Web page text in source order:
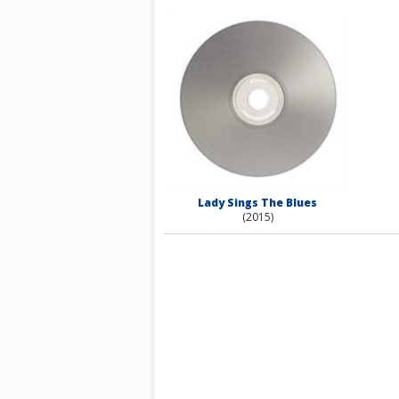
Lady Sings The Blues
(2015)